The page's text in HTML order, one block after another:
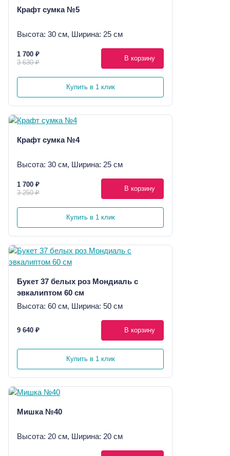
Крафт сумка №5
Высота: 30 см, Ширина: 25 см
1 700 ₽
3 630 ₽
В корзину
Купить в 1 клик
Крафт сумка №4
Высота: 30 см, Ширина: 25 см
1 700 ₽
3 250 ₽
В корзину
Купить в 1 клик
Букет 37 белых роз Мондиаль с
эвкалиптом 60 см
Высота: 60 см, Ширина: 50 см
9 640 ₽ В корзину
Купить в 1 клик
Мишка №40
Высота: 20 см, Ширина: 20 см